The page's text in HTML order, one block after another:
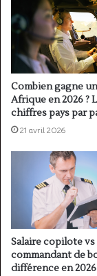
Combien gagne
Afrique en 2026 ?
chiffres pays par
21 avril 2026
Salaire copilote vs
commandant de
différence en 2026